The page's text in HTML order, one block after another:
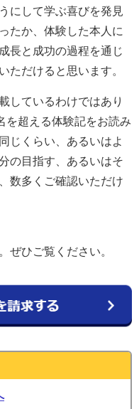
にして学ぶ喜びを発見
たか、体験した本人に
長と成功の過程を通じ
ただけると思います。
しているわけではあり
を超える体験記をお読み
じくらい、あるいはよ
の目指す、あるいはそ
数多くご確認いただけ
ぜひご覧ください。